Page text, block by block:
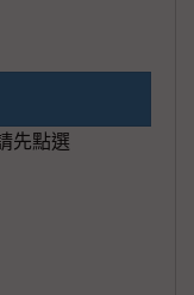
先點選